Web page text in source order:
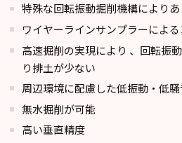
特殊な回転振動掘削機構により
ワイヤーラインサンプラーによ
高速掘削の実現により 、回転振
り排土が少ない
周辺環境に配慮した低振動・低
無水掘削が可能
高い垂直精度